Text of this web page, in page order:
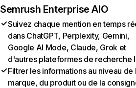
Semrush Enterprise AIO
Suivez chaque mention en temps
dans ChatGPT, Perplexity, Gemini,
Google AI Mode, Claude, Grok et
d'autres plateformes de recherche
Filtrer les informations au niveau de
marque, du produit ou de la